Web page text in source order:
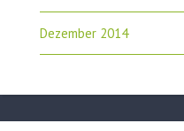
Dezember 2014